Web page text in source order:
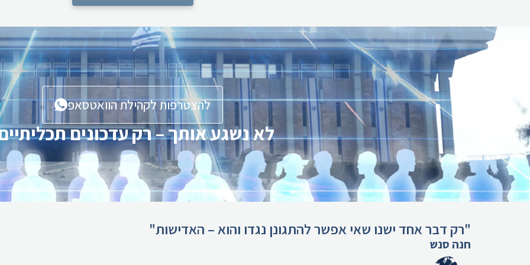
להצטרפות לקהילת הוואטסאפ
לא נשגע אותך – רק עדכונים
"רק דבר אחד ישנו שאי אפשר להתגונן נגדו והוא – האדישות"
חנה סנש